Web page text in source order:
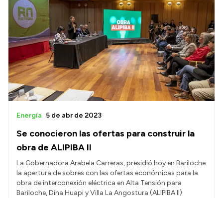
Se conocieron las ofertas para construir la
obra de ALIPIBA II
Energía 5 de abr de 2023
La Gobernadora Arabela Carreras, presidió hoy en Bariloche
la apertura de sobres con las ofertas económicas para la
obra de interconexión eléctrica en Alta Tensión para
Bariloche, Dina Huapi y Villa La Angostura (ALIPIBA II)